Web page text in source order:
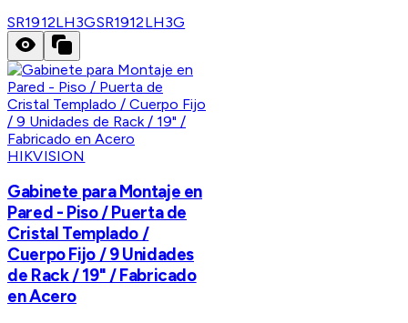
SR1912LH3GSR1912LH3G
HIKVISION
Gabinete para Montaje en
Pared - Piso / Puerta de
Cristal Templado /
Cuerpo Fijo / 9 Unidades
de Rack / 19" / Fabricado
en Acero